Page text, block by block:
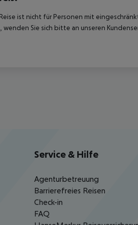
ist nicht für Personen mit
wenden Sie sich bitte an unseren
Service & Hilfe
Agenturbetreuung
Barrierefreies Reisen
Check-in
FAQ